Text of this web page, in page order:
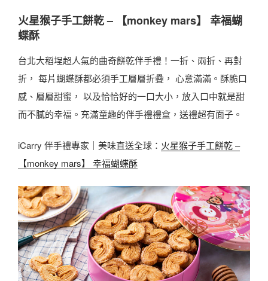
火星猴子手工餅乾 – 【monkey mars】 幸福蝴
蝶酥
台北大稻埕超人氣的曲奇餅乾伴手禮！一折、兩折、再對
折， 每片蝴蝶酥都必須手工層層折疊， 心意滿滿。酥脆口
感、層層甜蜜， 以及恰恰好的一口大小，放入口中就是甜
而不膩的幸福。充滿童趣的伴手禮禮盒，送禮超有面子。
iCarry 伴手禮專家｜美味直送全球： 火星猴子手工餅乾 –
【monkey mars】 幸福蝴蝶酥